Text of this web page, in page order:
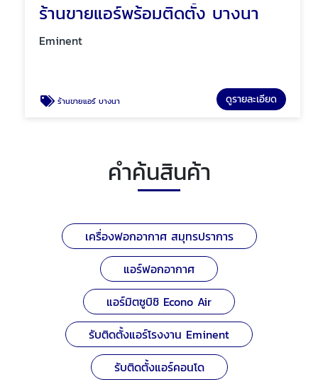
ร้านขายแอร์พร้อมติดตั้ง บางนา
Eminent
ร้านขายแอร์ บางนา ดูรายละเอียด
คำค้นสินค้า
เครื่องฟอกอากาศ สมุทรปราการ
แอร์ฟอกอากาศ
แอร์มิตซูบิชิ Econo Air
รับติดตั้งแอร์โรงงาน Eminent
รับติดตั้งแอร์คอนโด